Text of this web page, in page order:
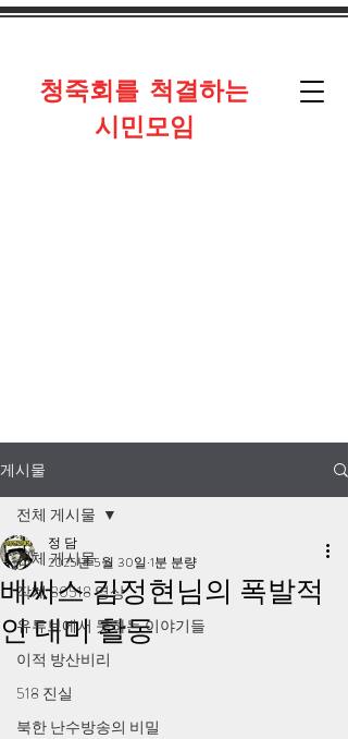
​청죽회를 척결하는
시민모임
게시물
전체 게시물
작계 80518 영상
유튜브에서 못하는 이야기들
이적 방산비리
518 진실
북한 난수방송의 비밀
전체 게시물
베써스 김정현님의 폭발적
인 대미 활동
정 담
2025년 5월 30일 1분 분량